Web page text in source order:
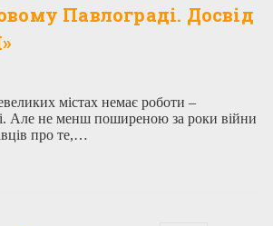
Павлограді. Досвід
містах немає роботи –
Але не менш поширеною за роки війни
про те,…